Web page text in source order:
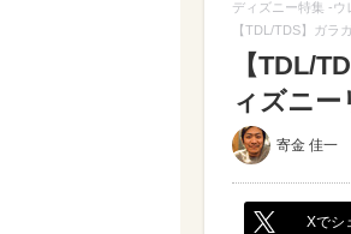
ディズニー特集 -ウ
【TDL/TDS】ガラ
【TDL/
ィズニー
寄金 佳一
Xでシ